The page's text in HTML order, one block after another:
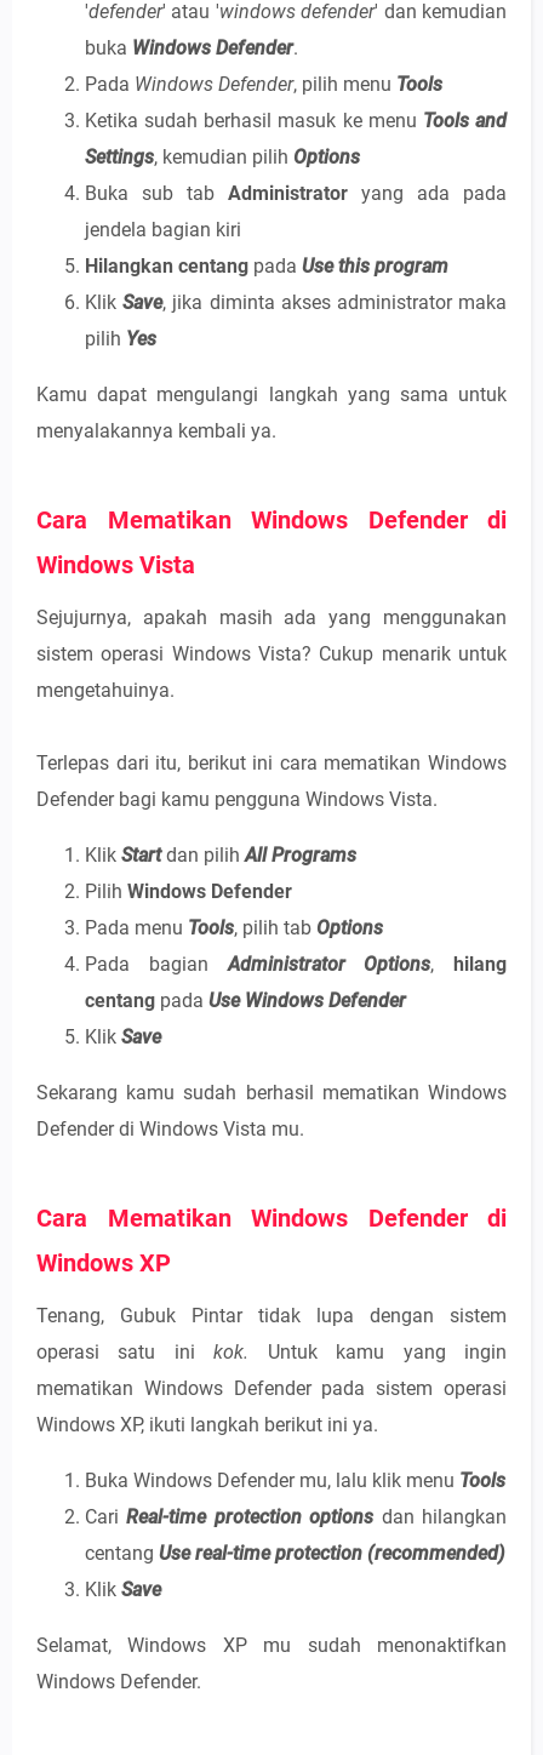
'defender' atau 'windows defender' dan kemudian
buka Windows Defender.
Pada Windows Defender, pilih menu Tools
Ketika sudah berhasil masuk ke menu Tools and
Settings, kemudian pilih Options
Buka sub tab Administrator yang ada pada
jendela bagian kiri
Hilangkan centang pada Use this program
KlikSave, jika diminta akses administrator maka
pilih Yes
Kamu dapat mengulangi langkah yang sama untuk
menyalakannya kembali ya.
Cara Mematikan Windows Defender di
Windows Vista
Sejujurnya, apakah masih ada yang menggunakan
sistem operasi Windows Vista? Cukup menarik untuk
mengetahuinya.
Terlepas dari itu, berikut ini cara mematikan Windows
Defender bagi kamu pengguna Windows Vista.
Klik Startdan pilihAll Programs
Pilih Windows Defender
Pada menu Tools, pilih tab Options
Pada bagianAdministrator Options, hilang
centang pada Use Windows Defender
Klik Save
Sekarang kamu sudah berhasil mematikan Windows
Defender di Windows Vista mu.
Cara Mematikan Windows Defender di
Windows XP
Tenang, Gubuk Pintar tidak lupa dengan sistem
operasi satu inikok.
Untuk kamu yang ingin
mematikan Windows Defender pada sistem operasi
Windows XP, ikuti langkah berikut ini ya.
Buka Windows Defender mu, lalu klik menu Tools
CariReal-time protection options dan hilangkan
centang Use real-time protection (recommended)
Klik Save
Selamat, Windows XP mu sudah menonaktifkan
Windows Defender.